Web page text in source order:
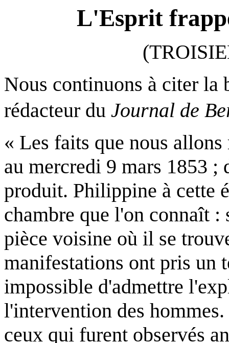
L'Esprit
Nous continuons à citer la
rédacteur du Journal de
« Les faits que nous
au mercredi 9 mars 1853 ;
produit. Philippine à cette
chambre que l'on connaît
pièce voisine où il se
manifestations ont pris un
impossible d'admettre
l'intervention des
ceux qui furent observés